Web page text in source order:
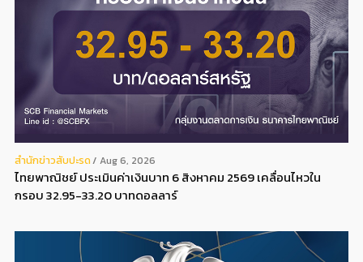
สํานักข่าวสับปะรด Aug 6, 2026
ไทยพาณิชย์ ประเมินค่าเงินบาท 6 สิงหาคม 2569 เคลื่อนไหวใน
กรอบ 32.95-33.20 บาทดอลลาร์